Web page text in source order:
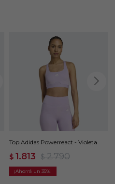
Top Adidas Powerreact - Violeta
$ 1.813 $ 2.790
35